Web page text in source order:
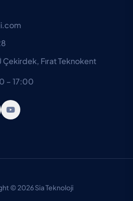
Çekirdek, Fırat Teknokent
– 17:00
© 2026 Sia Teknoloji